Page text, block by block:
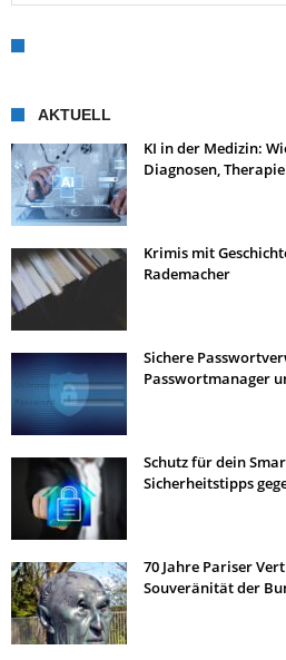
AKTUELL
KI in der Medizin:
Diagnosen,
Krimis mit
Rademacher
Sichere
Passwortmanager
Schutz für dein
Sicherheitstipps
70 Jahre Pariser
Souveränität der